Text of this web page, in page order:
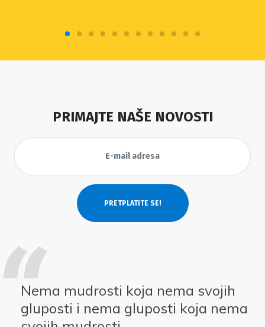
PRIMAJTE NAŠE NOVOSTI
Nema mudrosti koja nema svojih
gluposti i nema gluposti koja nema